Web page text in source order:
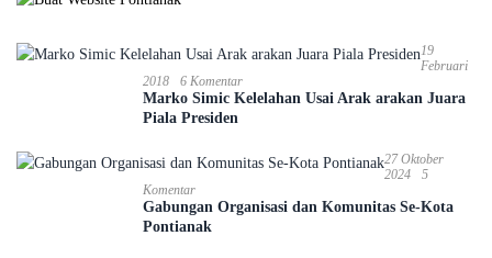
19
Februari
2018
6 Komentar
Marko Simic Kelelahan Usai Arak arakan Juara
Piala Presiden
27 Oktober
2024
5
Komentar
Gabungan Organisasi dan Komunitas Se-Kota
Pontianak